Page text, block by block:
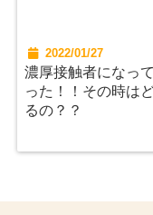
2022/01/27
濃厚接触者になっ
った！！その時は
るの？？